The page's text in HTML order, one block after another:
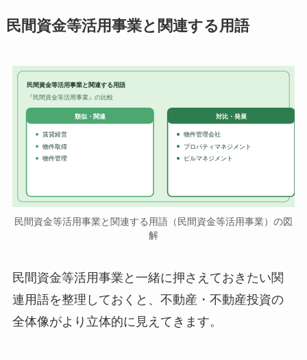
民間資金等活用事業と関連する用語
民間資金等活用事業と関連する用語
『民間資金等活用事業』の比較
類似・関連
賃貸経営
物件取得
物件管理
対比・発展
物件管理会社
プロパティマネジメント
ビルマネジメント
民間資金等活用事業と関連する用語（民間資金等活用事業）の図
解
民間資金等活用事業と一緒に押さえておきたい関
連用語を整理しておくと、不動産・不動産投資の
全体像がより立体的に見えてきます。